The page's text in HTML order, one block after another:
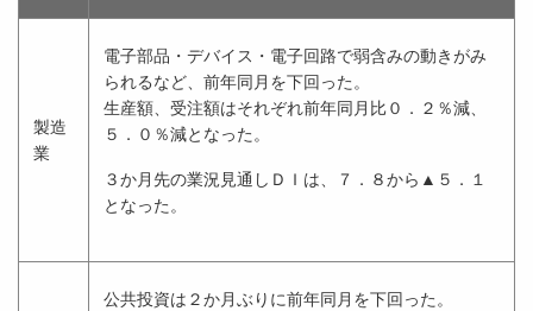
製造
業
電子部品・デバイス・電子回路で弱含みの動きがみ
られるなど、前年同月を下回った。
生産額、受注額はそれぞれ前年同月比０．２％減、
５．０％減となった。
３か月先の業況見通しＤＩは、７．８から▲５．１
となった。
公共投資は２か月ぶりに前年同月を下回った。